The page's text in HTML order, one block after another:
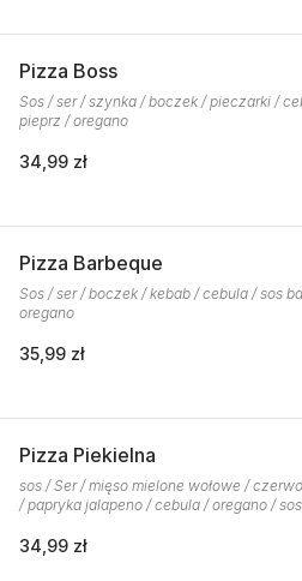
Pizza Boss
Sos / ser / szynka / boczek / pieczarki /
pieprz / oregano
34,99 zł
Pizza Barbeque
Sos / ser / boczek / kebab / cebula / sos
oregano
35,99 zł
Pizza Piekielna
sos / Ser / mięso mielone wołowe /
/ papryka jalapeno / cebula / oregano /
34,99 zł